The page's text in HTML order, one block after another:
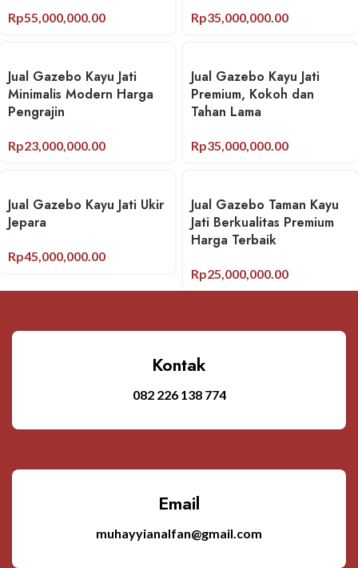
Rp55,000,000.00 Rp35,000,000.00
Jual Gazebo Kayu Jati
Minimalis Modern Harga
Pengrajin
Rp23,000,000.00
Jual Gazebo Kayu Jati
Premium, Kokoh dan
Tahan Lama
Rp35,000,000.00
Jual Gazebo Kayu Jati Ukir
Jepara
Rp45,000,000.00
Jual Gazebo Taman Kayu
Jati Berkualitas Premium
Harga Terbaik
Rp25,000,000.00
Kontak
082 226 138 774
Email
muhayyianalfan@gmail.com